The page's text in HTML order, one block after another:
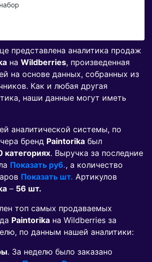
представлена аналитика продаж
на Wildberries, произведенная
на основе данных, собранных из
Как и любая другая
наши данные могут иметь
аналитической системы, по
бренд Paintorika был
категориях. Выручка за последние
Показать руб., а количество
Показать шт. Артикулов
– 56 шт.
топ самых продаваемых
Paintorika на Wildberries за
по данным нашей аналитики:
. За неделю было заказано